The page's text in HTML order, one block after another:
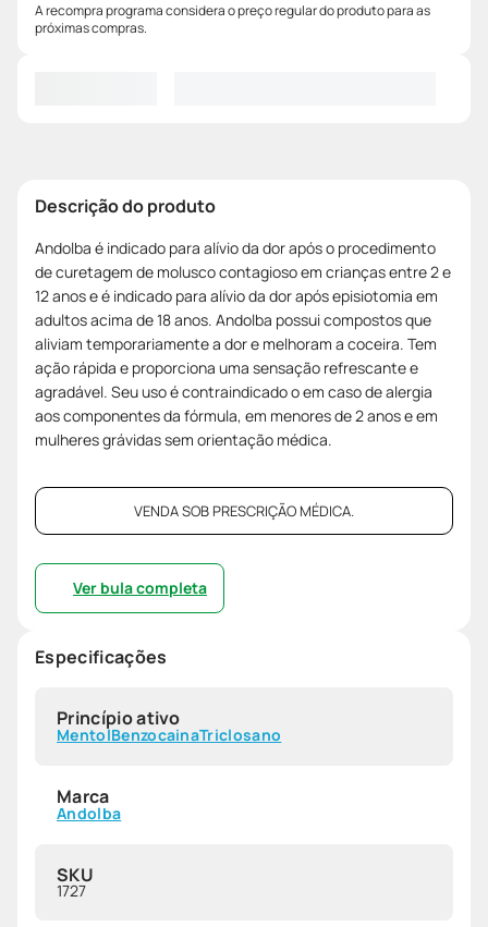
A recompra programa considera o preço regular do produto para as
próximas compras.
Descrição do produto
Andolba é indicado para alívio da dor após o procedimento
de curetagem de molusco contagioso em crianças entre 2 e
12 anos e é indicado para alívio da dor após episiotomia em
adultos acima de 18 anos. Andolba possui compostos que
aliviam temporariamente a dor e melhoram a coceira. Tem
ação rápida e proporciona uma sensação refrescante e
agradável. Seu uso é contraindicado o em caso de alergia
aos componentes da fórmula, em menores de 2 anos e em
mulheres grávidas sem orientação médica.
VENDA SOB PRESCRIÇÃO MÉDICA.
Ver bula completa
Especificações
Princípio ativo
MentolBenzocainaTriclosano
Marca
Andolba
SKU
1727